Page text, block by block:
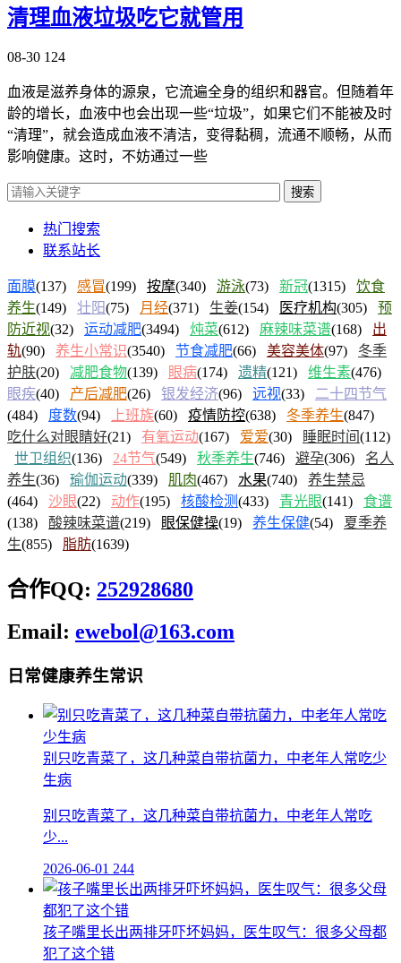
清理血液垃圾吃它就管用
08-30 124
血液是滋养身体的源泉，它流遍全身的组织和器官。但随着年
龄的增长，血液中也会出现一些“垃圾”，如果它们不能被及时
“清理”，就会造成血液不清洁，变得黏稠，流通不顺畅，从而
影响健康。这时，不妨通过一些
搜索
热门搜索
联系站长
面膜(137) 感冒(199) 按摩(340) 游泳(73) 新冠(1315) 饮食
养生(149) 壮阳(75) 月经(371) 生姜(154) 医疗机构(305) 预
防近视(32) 运动减肥(3494) 炖菜(612) 麻辣味菜谱(168) 出
轨(90) 养生小常识(3540) 节食减肥(66) 美容美体(97) 冬季
护肤(20) 减肥食物(139) 眼病(174) 遗精(121) 维生素(476)
眼疾(40) 产后减肥(26) 银发经济(96) 远视(33) 二十四节气
(484) 度数(94) 上班族(60) 疫情防控(638) 冬季养生(847)
吃什么对眼睛好(21) 有氧运动(167) 爱爱(30) 睡眠时间(112)
世卫组织(136) 24节气(549) 秋季养生(746) 避孕(306) 名人
养生(36) 瑜伽运动(339) 肌肉(467) 水果(740) 养生禁忌
(464) 沙眼(22) 动作(195) 核酸检测(433) 青光眼(141) 食谱
(138) 酸辣味菜谱(219) 眼保健操(19) 养生保健(54) 夏季养
生(855) 脂肪(1639)
合作QQ: 252928680
Email: ewebol@163.com
日常健康养生常识
别只吃青菜了，这几种菜自带抗菌力，中老年人常吃少
生病
别只吃青菜了，这几种菜自带抗菌力，中老年人常吃
少...
2026-06-01 244
孩子嘴里长出两排牙吓坏妈妈，医生叹气：很多父母都
犯了这个错